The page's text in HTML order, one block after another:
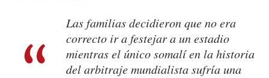
Las familias decidieron que no era
correcto ir a festejar a un estadio
mientras el único somalí en la historia
del arbitraje mundialista sufría una